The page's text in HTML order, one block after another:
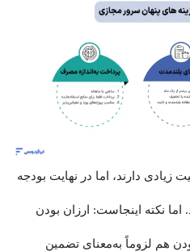
دارند، اما در نهایت بودجه
نکته اینجاست: ارزان بودن
هم لزوماً به‌معنای تضمین